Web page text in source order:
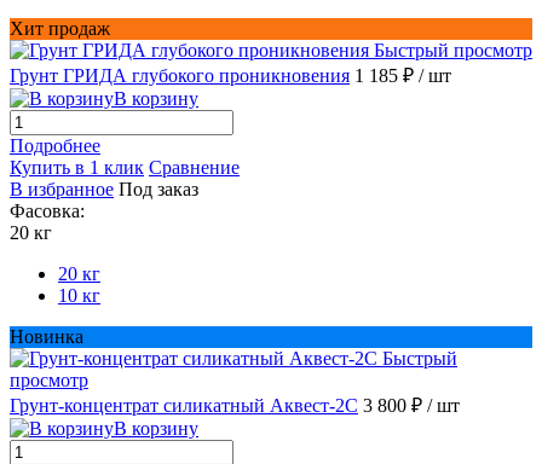
Хит продаж
Быстрый просмотр
Грунт ГРИДА глубокого проникновения 1 185 ₽ / шт
В корзину
Подробнее
Купить в 1 клик Сравнение
В избранное Под заказ
Фасовка:
20 кг
20 кг
10 кг
Новинка
Быстрый
просмотр
Грунт-концентрат силикатный Аквест-2С 3 800 ₽ / шт
В корзину